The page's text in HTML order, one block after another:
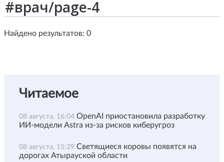
Найдено результатов: 0
Читаемое
08 августа, 16:04 OpenAI приостановила разработку
ИИ-модели Astra из-за рисков киберугроз
08 августа, 15:29 Светящиеся коровы появятся на
дорогах Атырауской области